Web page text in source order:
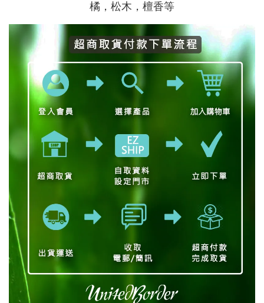
橘，松木，檀香等